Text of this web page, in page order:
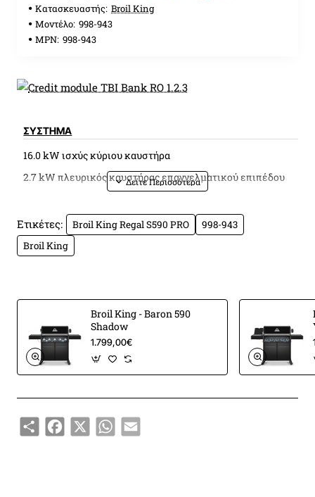
Κατασκευαστής: Broil King
Μοντέλο: 998-943
MPN: 998-943
ΣYΣΤΗΜΑ
16.0 kW ισχύς κύριου καυστήρα
2.7 kW πλευρικός καυστήρας επαγγελματικού επιπέδου
5 ανοξείδωτοι καυστήρες Dual-Tube™
5,645 τετρ. Εκατ. Συνολικός χώρος ψησίματος
συντήρησης
Ανοξείδωτοι καυστήρεςDual-Tube™Υποστηρίζεται από
Ισχυρές ανοξείδωτες σχάρες 9 χιλιοστών
Ανοξείδωτο σύστημα Flav-R-Wave
Βαλβίδες γραμμικής ροής Linear-Flow
με πλήρη έλεγχο
ΣΧEΔΙΟ
Ετικέτες: Broil King Regal S590 PRO
998-943
Broil King
Broil King - Baron 590
Shadow
1.799,00€
ShareFacebook
X WhatsApp
Email